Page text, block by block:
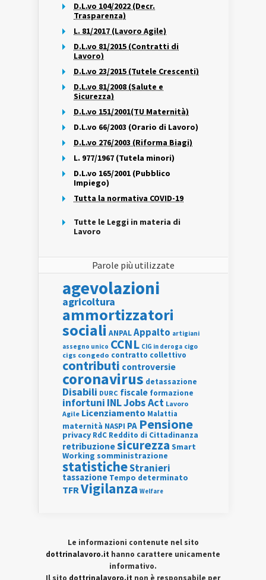
D.L.vo 104/2022 (Decr.
Trasparenza)
L. 81/2017 (Lavoro Agile)
D.L.vo 81/2015 (Contratti di
Lavoro)
D.L.vo 23/2015 (Tutele Crescenti)
D.L.vo 81/2008 (Salute e
Sicurezza)
D.L.vo 151/2001(TU Maternità)
D.L.vo 66/2003 (Orario di Lavoro)
D.L.vo 276/2003 (Riforma Biagi)
L. 977/1967 (Tutela minori)
D.L.vo 165/2001 (Pubblico
Impiego)
Tutta la normativa COVID-19
Tutte le Leggi in materia di
Lavoro
Parole più utilizzate
agevolazioni
agricoltura
ammortizzatori
sociali ANPALAppalto artigiani
assegno unico CCNL CIG in deroga cigo
cigs congedo contratto collettivo
contributi controversie
coronavirus detassazione
Disabili DURC fiscale formazione
infortuni INLJobs Act Lavoro
Agile Licenziamento Malattia
maternità NASPI PA Pensione
privacy RdC Reddito di Cittadinanza
retribuzionesicurezza Smart
Working somministrazione
statisticheStranieri
tassazione Tempo determinato
TFRVigilanza Welfare
Le informazioni contenute nel sito
dottrinalavoro.it hanno carattere unicamente
informativo.
Il sito dottrinalavoro.it non è responsabile per